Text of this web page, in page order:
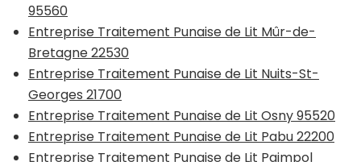
95560
Entreprise Traitement Punaise de Lit Mûr-de-
Bretagne 22530
Entreprise Traitement Punaise de Lit Nuits-St-
Georges 21700
Entreprise Traitement Punaise de Lit Osny 95520
Entreprise Traitement Punaise de Lit Pabu 22200
Entreprise Traitement Punaise de Lit Paimpol